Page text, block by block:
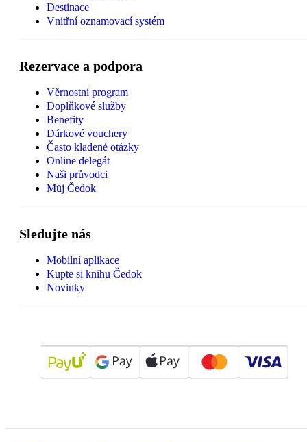
Destinace
Vnitřní oznamovací systém
Rezervace a podpora
Věrnostní program
Doplňkové služby
Benefity
Dárkové vouchery
Často kladené otázky
Online delegát
Naši průvodci
Můj Čedok
Sledujte nás
Mobilní aplikace
Kupte si knihu Čedok
Novinky